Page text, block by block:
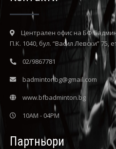
Централен офис на БФ
П.К. 1040, бул. “Васил Левски” 75,
02/9867781
badmintonbg@gmail.com
www.bfbadminton.bg
10AM - 04PM
Партньори